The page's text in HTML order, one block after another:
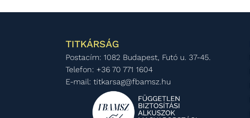
TITKÁRSÁG
Postacím: 1082 Budapest, Futó u. 37-45.
Telefon: +36 70 771 1604
E-mail: titkarsag@fbamsz.hu